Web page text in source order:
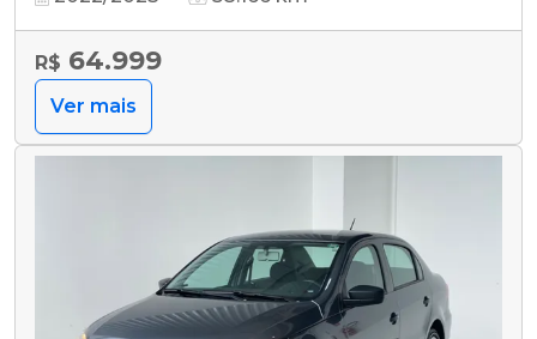
R$ 64.999
Ver mais